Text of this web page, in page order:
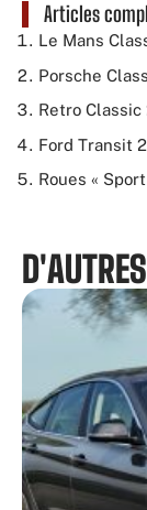
Articles
Le Mans
Porsche
Retro Classic
Ford Transit
Roues «